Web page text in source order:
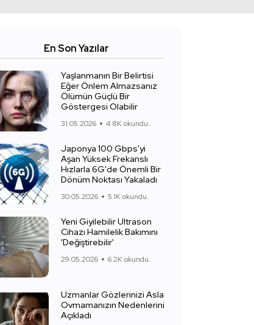
En Son Yazılar
Yaşlanmanın Bir Belirtisi
Eğer Önlem Almazsanız
Ölümün Güçlü Bir
Göstergesi Olabilir
31.05.2026 4.8K okundu.
Japonya 100 Gbps'yi
Aşan Yüksek Frekanslı
Hızlarla 6G'de Önemli Bir
Dönüm Noktası Yakaladı
30.05.2026 5.1K okundu.
Yeni Giyilebilir Ultrason
Cihazı Hamilelik Bakımını
'Değiştirebilir'
29.05.2026 6.2K okundu.
Uzmanlar Gözlerinizi Asla
Ovmamanızın Nedenlerini
Açıkladı